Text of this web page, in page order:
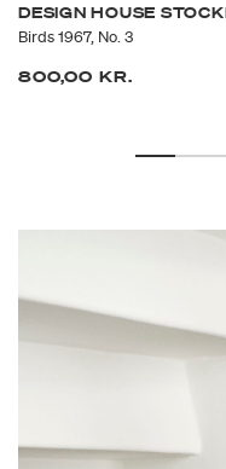
Birds 1967, No. 3
800,00 KR.